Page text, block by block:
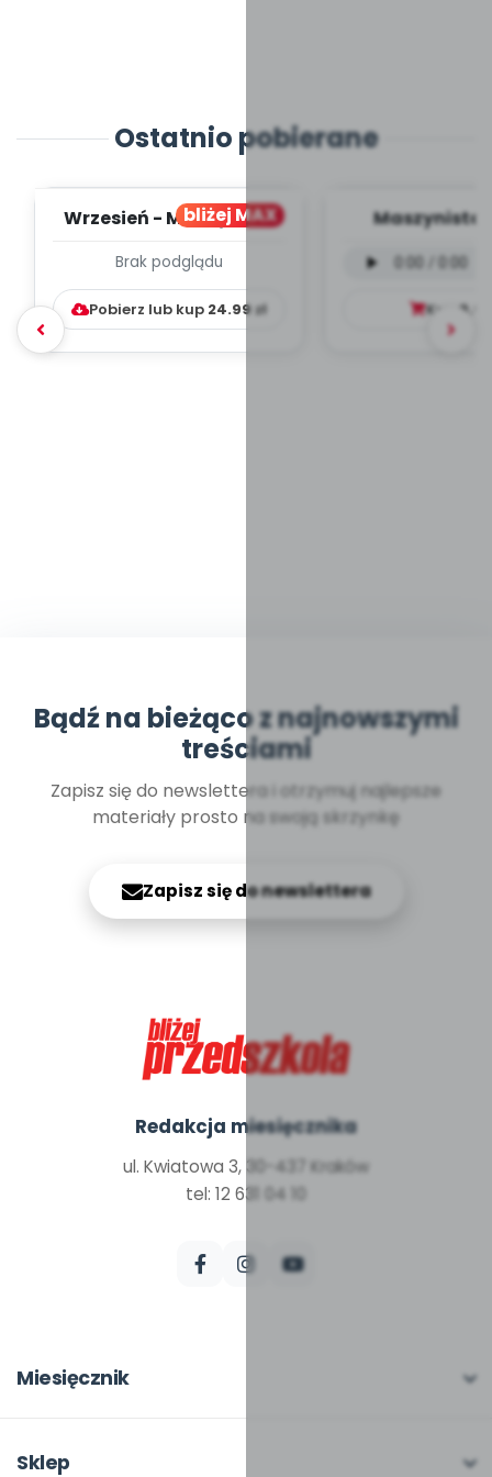
Ostatnio pobierane
bliżej MAX
Wrzesień - MIESIĘCZNY
WYCHOWAWCZO –
DYDAKTYC...
Brak podglądu
Pobierz lub kup 24.99zł
Maszynista
mp3)
Kup 9.99
Bądź na bieżąco z najnowszymi
treściami
Zapisz się do newslettera i otrzymuj najlepsze
materiały prosto na swoją skrzynkę
Zapisz się do newslettera
Redakcja miesięcznika
ul. Kwiatowa 3, 30-437 Kraków
tel: 12 631 04 10
Miesięcznik
W numerze
Sklep